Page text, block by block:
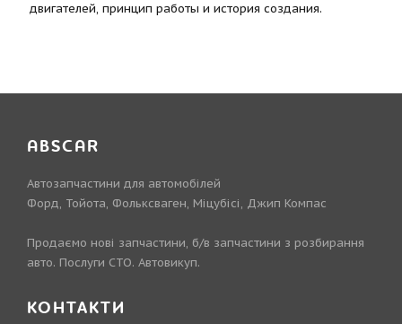
двигателей, принцип работы и история создания.
ABSCAR
Автозапчастини для автомобілей
Форд, Тойота, Фольксваген, Міцубісі, Джип Компас
Продаємо нові запчастини, б/в запчастини з розбирання
авто. Послуги СТО. Автовикуп.
КОНТАКТИ